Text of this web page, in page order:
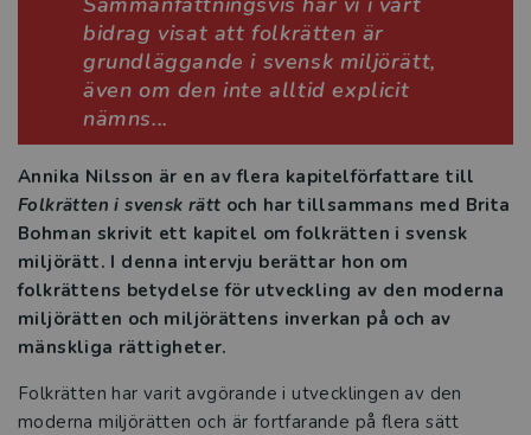
Studentlitteratur i siffror
GDPR och personuppgifter
Cookies
Tillgänglighet
Systemkrav
About us
bidrag visat att folkrätten är
grundläggande i svensk miljörätt,
även om den inte alltid explicit
nämns...
Annika Nilsson är en av flera kapitelförfattare till
Folkrätten i svensk rätt och har tillsammans med Brita
Bohman skrivit ett kapitel om folkrätten i svensk
miljörätt. I denna intervju berättar hon om
folkrättens betydelse för utveckling av den moderna
miljörätten och miljörättens inverkan på och av
mänskliga rättigheter.
Folkrätten har varit avgörande i utvecklingen av den
moderna miljörätten och är fortfarande på flera sätt